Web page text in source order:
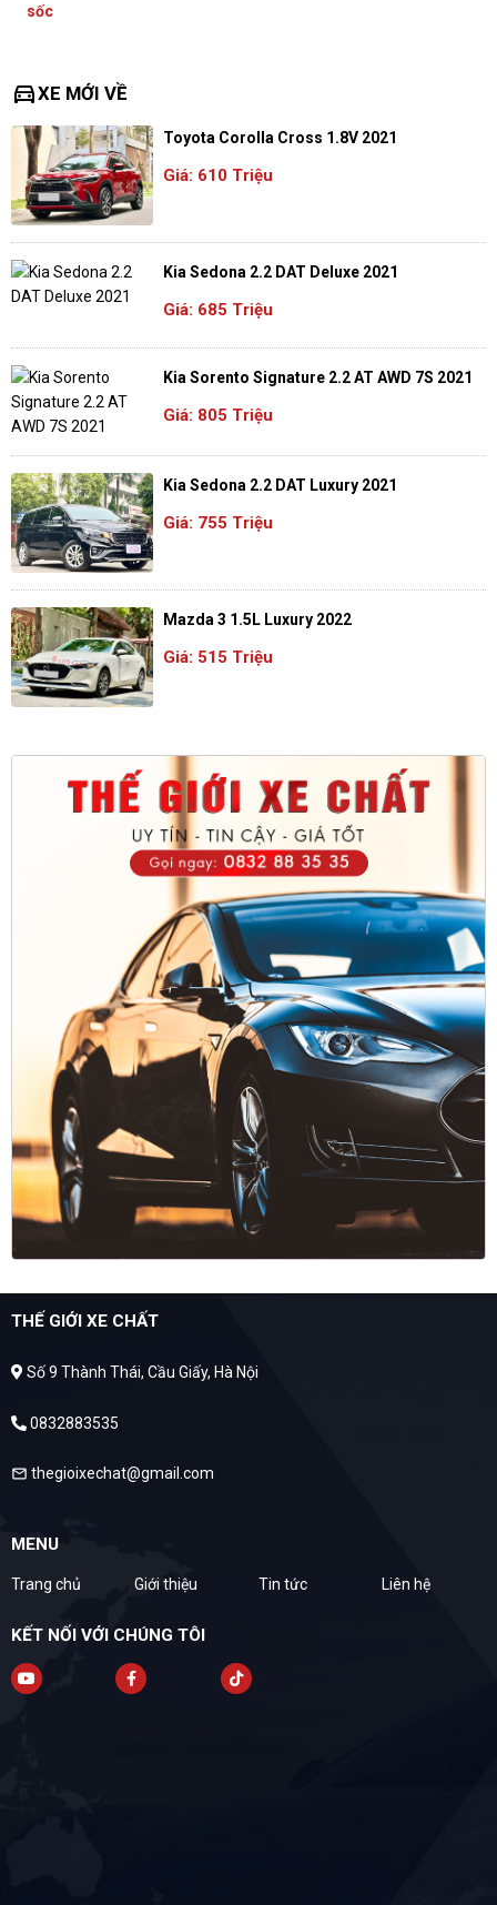
sốc
directions_carXE MỚI VỀ
Toyota Corolla Cross 1.8V 2021
Giá: 610 Triệu
Kia Sedona 2.2 DAT Deluxe 2021
Giá: 685 Triệu
Kia Sorento Signature 2.2 AT AWD 7S 2021
Giá: 805 Triệu
Kia Sedona 2.2 DAT Luxury 2021
Giá: 755 Triệu
Mazda 3 1.5L Luxury 2022
Giá: 515 Triệu
THẾ GIỚI XE CHẤT
Số 9 Thành Thái, Cầu Giấy, Hà Nội
0832883535
mail thegioixechat@gmail.com
MENU
Trang chủ Giới thiệu Tin tức Liên hệ
KẾT NỐI VỚI CHÚNG TÔI